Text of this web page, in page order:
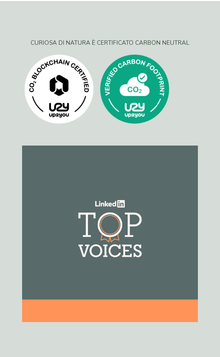
CURIOSA DI NATURA È CERTIFICATO CARBON NEUTRAL